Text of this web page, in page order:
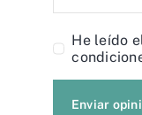
He leído
Enviar